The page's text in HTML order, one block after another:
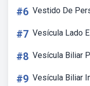
#6 Vestido De
#7 Vesícula Lado
#8 Vesícula Biliar
#9 Vesícula Biliar